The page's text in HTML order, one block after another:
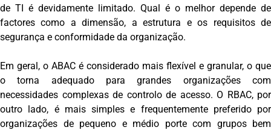
de TI é devidamente limitado. Qual é o melhor depende de
factores como a dimensão, a estrutura e os requisitos de
segurança e conformidade da organização.
Em geral, o ABAC é considerado mais flexível e granular, o que
o torna adequado para grandes organizações com
necessidades complexas de controlo de acesso. O RBAC, por
outro lado, é mais simples e frequentemente preferido por
organizações de pequeno e médio porte com grupos bem